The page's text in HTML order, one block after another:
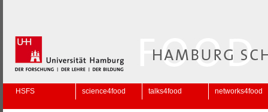
HSFS science4food talks4food networks4food